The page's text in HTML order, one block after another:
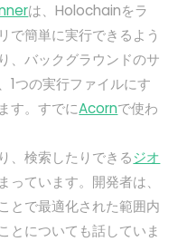
は、Holochainをラ
で簡単に実行できるよう
、バックグラウンドのサ
1つの実行ファイルにす
す。すでにAcornで使わ
、検索したりできるジオ
っています。開発者は、
とで最適化された範囲内
とについても話していま